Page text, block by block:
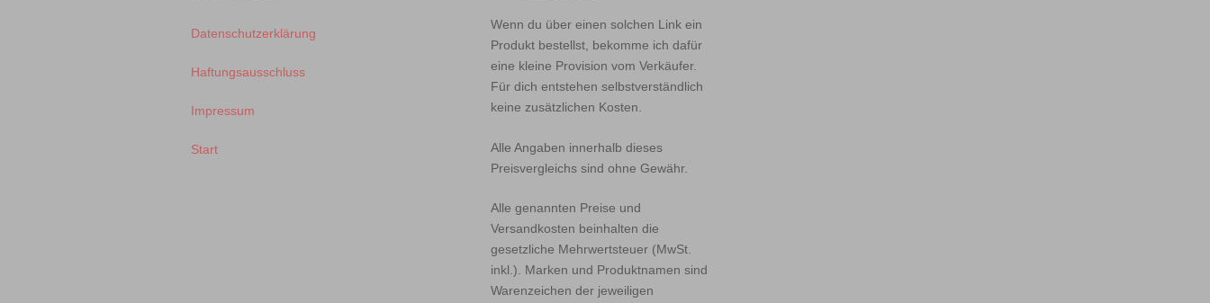
Datenschutzerklärung
Haftungsausschluss
Impressum
Start
Wenn du über einen solchen Link ein
Produkt bestellst, bekomme ich dafür
eine kleine Provision vom Verkäufer.
Für dich entstehen selbstverständlich
keine zusätzlichen Kosten.
Alle Angaben innerhalb dieses
Preisvergleichs sind ohne Gewähr.
Alle genannten Preise und
Versandkosten beinhalten die
gesetzliche Mehrwertsteuer (MwSt.
inkl.). Marken und Produktnamen sind
Warenzeichen der jeweiligen